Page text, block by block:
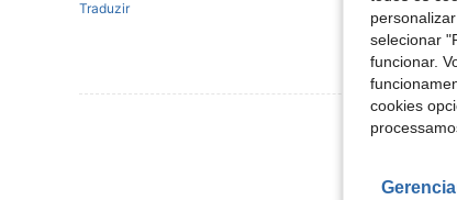
Traduzir
Ver
selecionar
funcionar.
cookies